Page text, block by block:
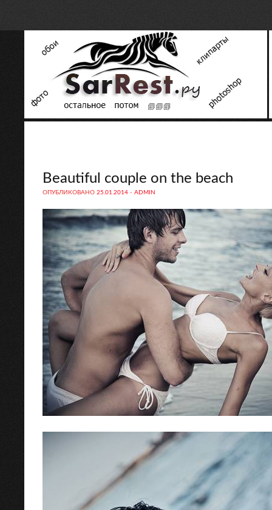
Beautiful couple on the beach
ОПУБЛИКОВАНО 25.01.2014 - ADMIN